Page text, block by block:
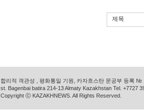
제목
합리적 객관성 , 평화통일 기원, 카자흐스탄 문공부 등록
st. Bagenbai batira 214-13 Almaty Kazakhstan Tel. +7727
Copyright ⓒ KAZAKHNEWS. All Rights Reserved.